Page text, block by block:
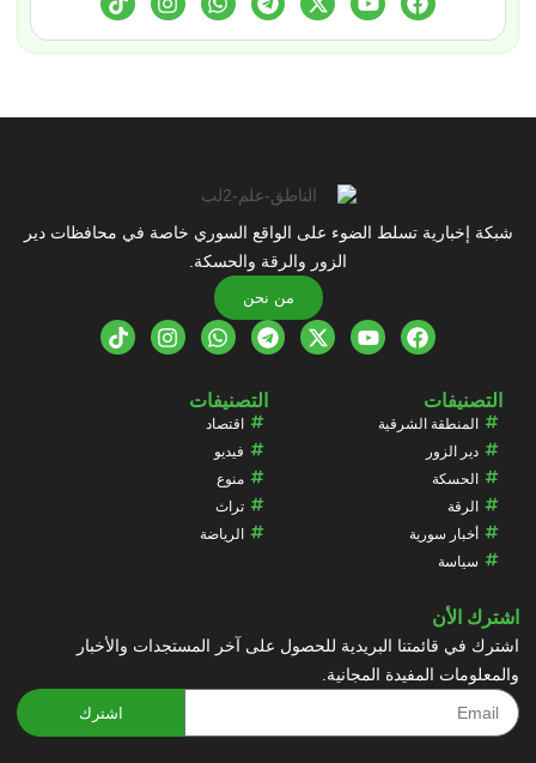
شبكة إخبارية تسلط الضوء على الواقع السوري خاصة في محافظات دير
الزور والرقة والحسكة.
من نحن
التصنيفات
المنطقة الشرقية
دير الزور
الحسكة
الرقة
أخبار سورية
سياسة
التصنيفات
اقتصاد
فيديو
منوع
تراث
الرياضة
اشترك الأن
اشترك في قائمتنا البريدية للحصول على آخر المستجدات والأخبار
والمعلومات المفيدة المجانية.
اشترك